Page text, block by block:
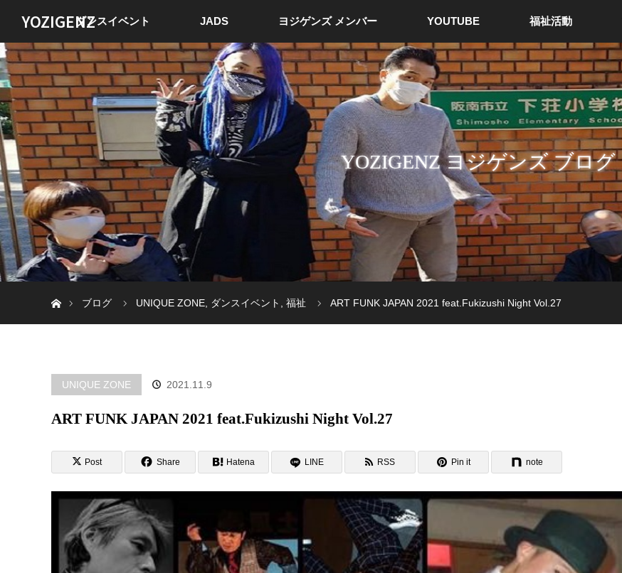
YOZIGENZダンスイベント JADS ヨジゲンズ メンバー YOUTUBE 福祉活動
YOZIGENZ ヨジゲンズ ブログ
ブログ
UNIQUE ZONE ダンスイベント 福祉 ART FUNK JAPAN 2021 feat.Fukizushi Night Vol.27
UNIQUE ZONE 2021.11.9
ART FUNK JAPAN 2021 feat.Fukizushi Night Vol.27
Post Share Hatena LINE RSS Pin it note